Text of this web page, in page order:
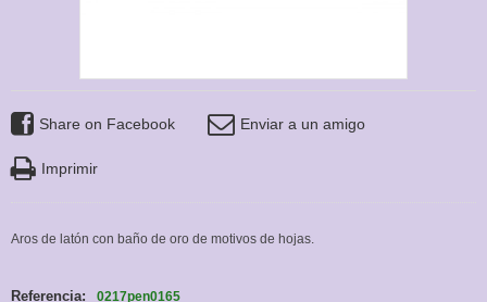
Share on Facebook Enviar a un amigo
Imprimir
Aros de latón con baño de oro de motivos de hojas.
Referencia: 0217pen0165